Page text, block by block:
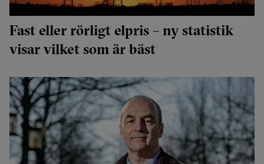
Fast eller rörligt elpris – ny statistik
visar vilket som är bäst